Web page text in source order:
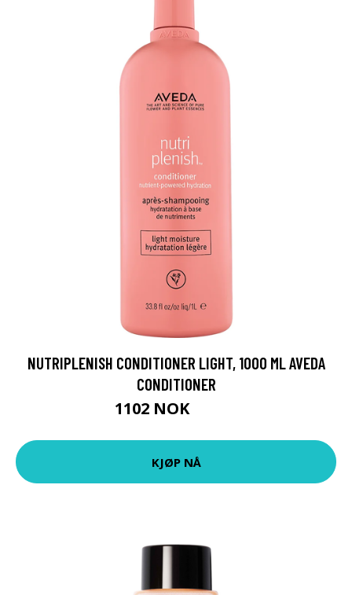
NUTRIPLENISH CONDITIONER LIGHT, 1000 ML AVEDA
CONDITIONER
1102 NOK
KJØP NÅ